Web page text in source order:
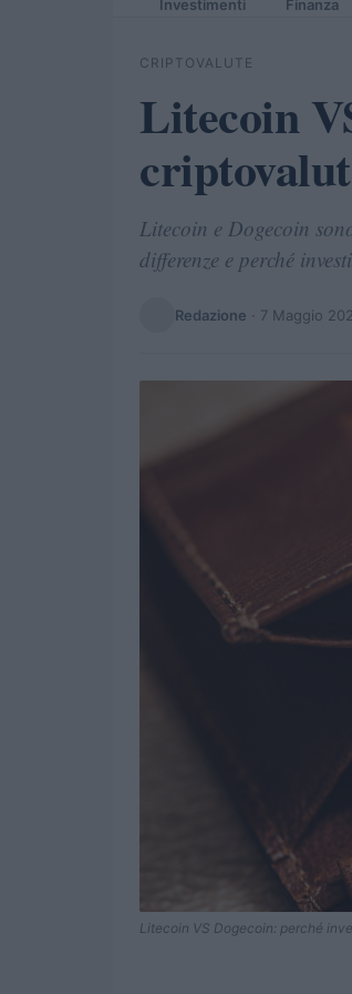
Investimenti Finanza
CRIPTOVALUTE
Litecoin
Litecoin e Dogecoin
differenze e perché
Redazione · 7 Maggio
Litecoin VS Dogecoin: perché